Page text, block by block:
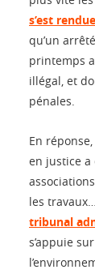
s’est
qu’un
printemps
illégal, et
pénales.
En
en justice a
les
tribunal
s’appuie